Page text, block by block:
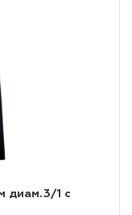
диам.3/1 с